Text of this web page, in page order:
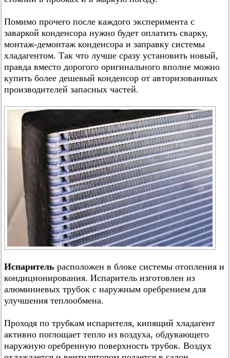
Помимо прочего после каждого эксперимента с
заваркой конденсора нужно будет оплатить сварку,
монтаж-демонтаж конденсора и заправку системы
хладагентом. Так что лучше сразу установить новый,
правда вместо дорогого оригинального вполне можно
купить более дешевый конденсор от авторизованных
производителей запасных частей.
Испаритель расположен в блоке системы отопления и
кондиционирования. Испаритель изготовлен из
алюминиевых трубок с наружным оребрением для
улучшения теплообмена.
Проходя по трубкам испарителя, кипящий хладагент
активно поглощает тепло из воздуха, обдувающего
наружную оребренную поверхность трубок. Воздух